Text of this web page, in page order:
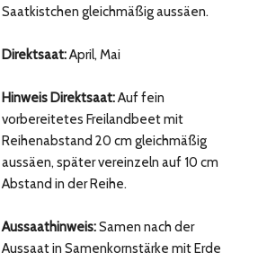
Saatkistchen gleichmäßig aussäen.
Direktsaat:April, Mai
Hinweis Direktsaat:Auf fein
vorbereitetes Freilandbeet mit
Reihenabstand 20 cm gleichmäßig
aussäen, später vereinzeln auf 10 cm
Abstand in der Reihe.
Aussaathinweis:Samen nach der
Aussaat in Samenkornstärke mit Erde